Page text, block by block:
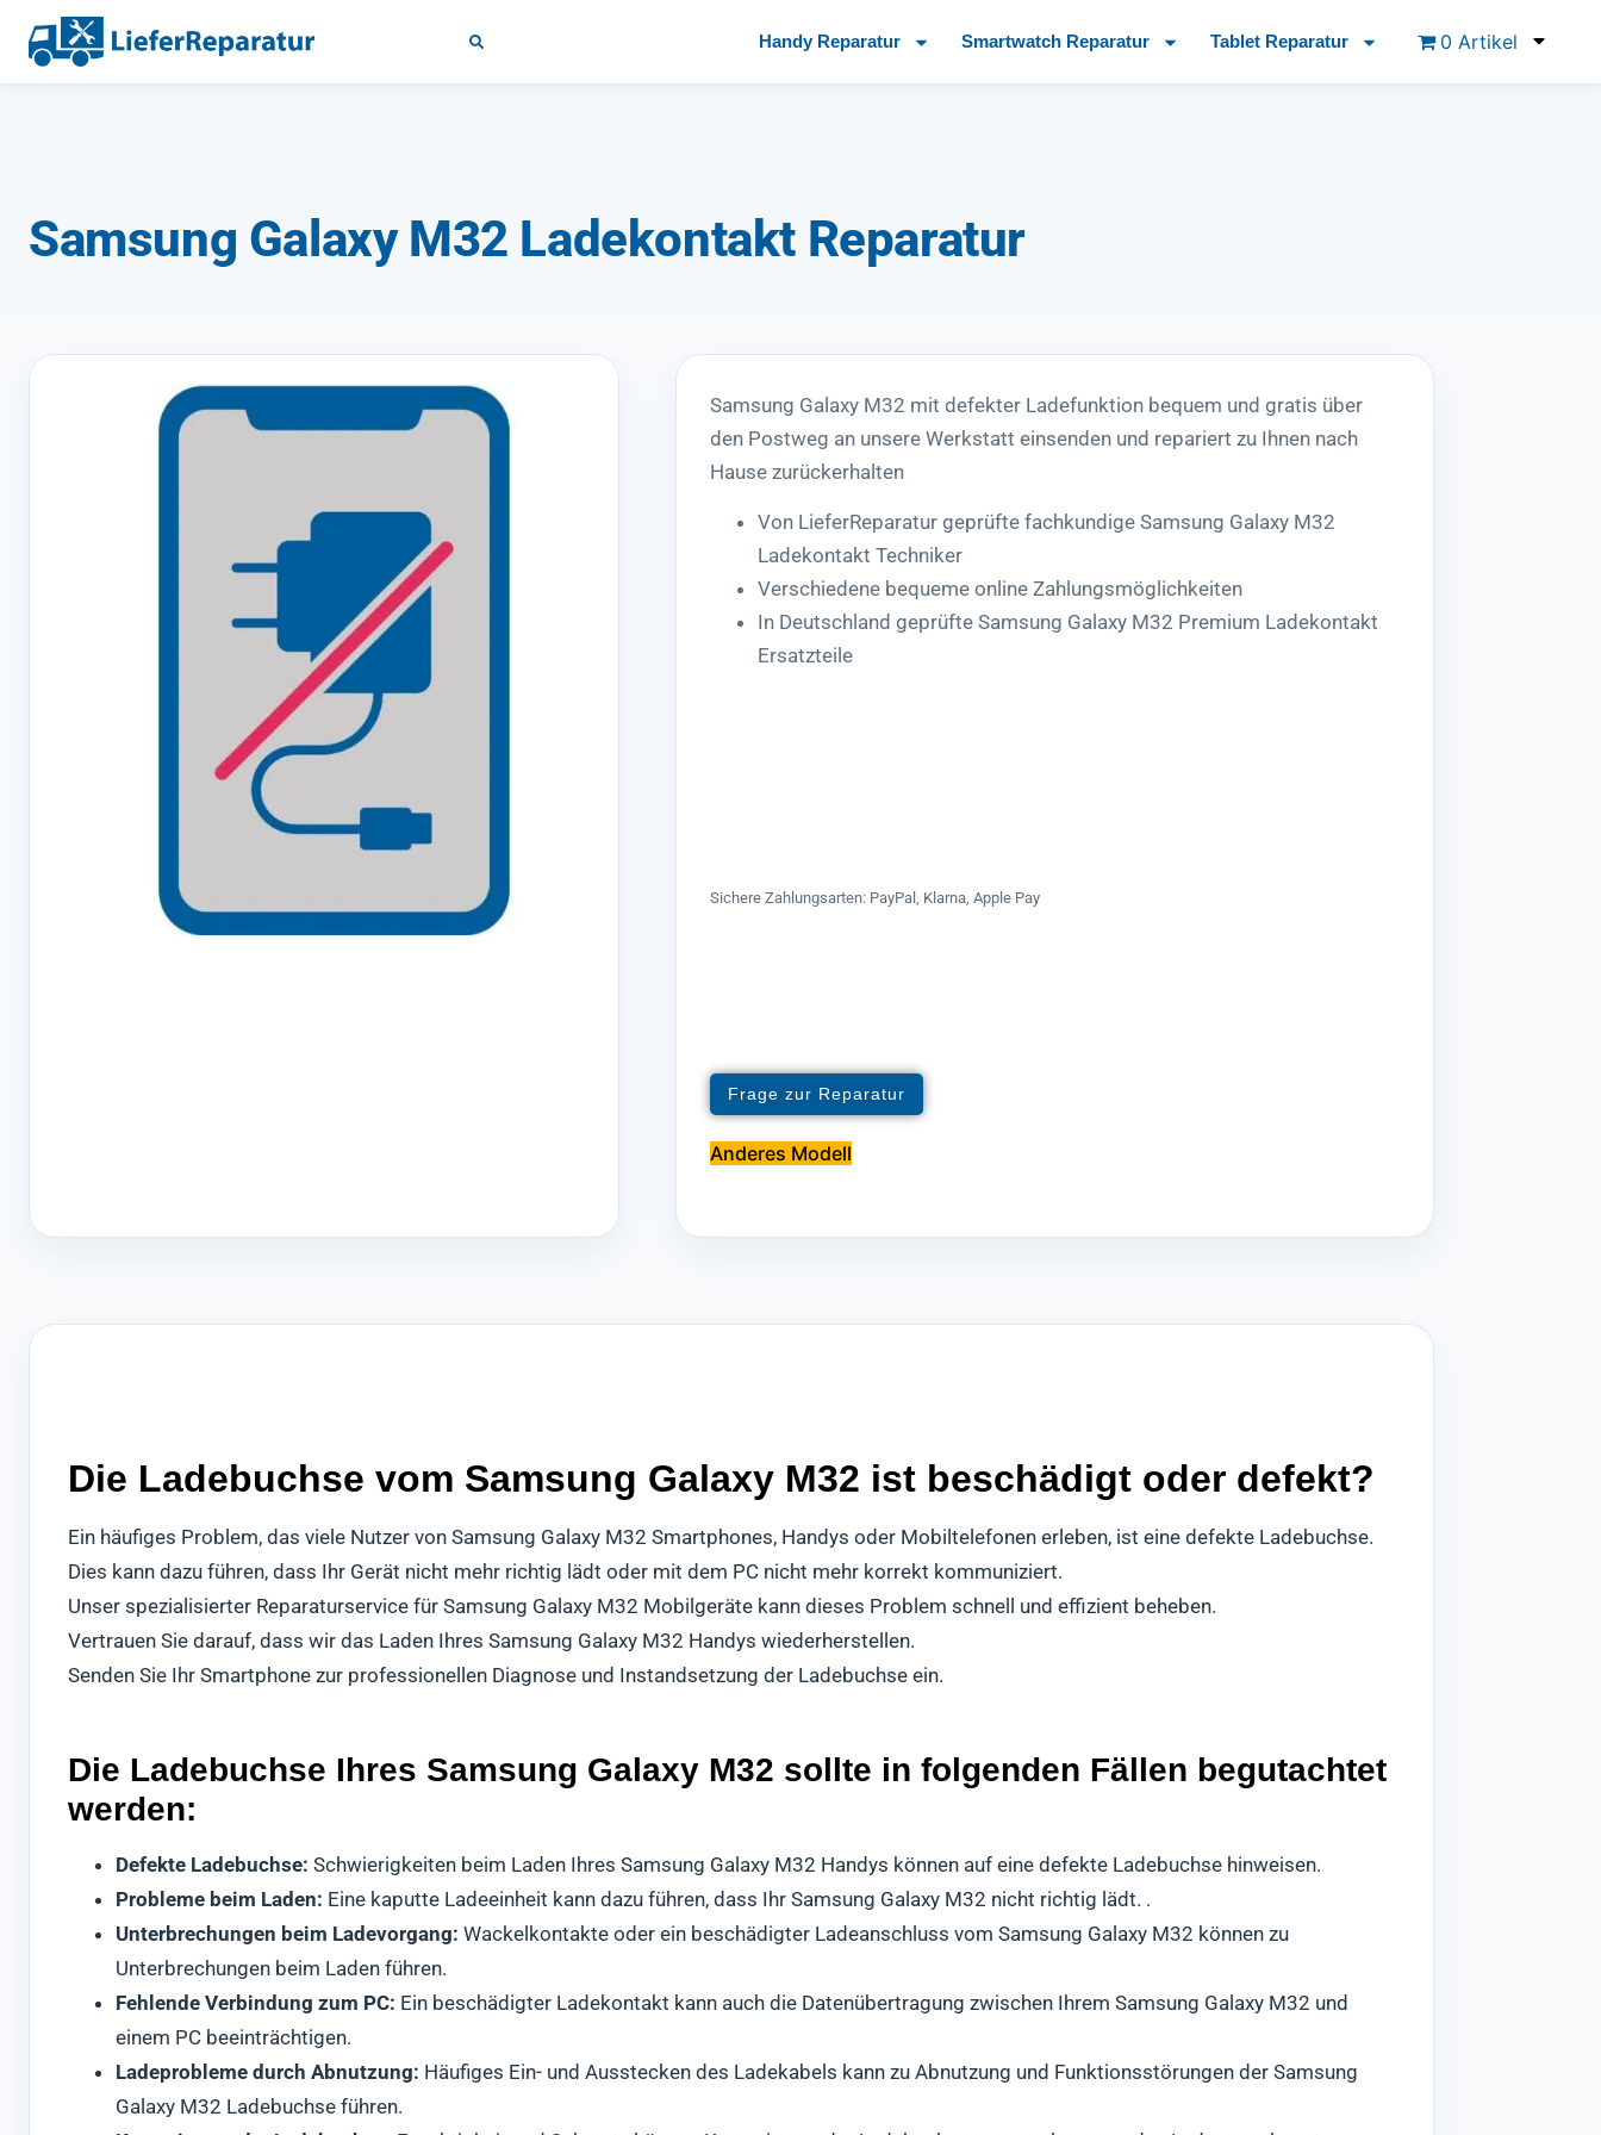
Handy Reparatur Smartwatch Reparatur Tablet Reparatur 0 Artikel
Samsung Galaxy M32 Ladekontakt Reparatur
Samsung Galaxy M32 mit defekter Ladefunktion bequem und gratis über
den Postweg an unsere Werkstatt einsenden und repariert zu Ihnen nach
Hause zurückerhalten
Von LieferReparatur geprüfte fachkundige Samsung Galaxy M32
Ladekontakt Techniker
Verschiedene bequeme online Zahlungsmöglichkeiten
In Deutschland geprüfte Samsung Galaxy M32 Premium Ladekontakt
Ersatzteile
Sichere Zahlungsarten: PayPal, Klarna, Apple Pay
Frage zur Reparatur
Anderes Modell
Die Ladebuchse vom Samsung Galaxy M32 ist beschädigt oder defekt?
Ein häufiges Problem, das viele Nutzer von Samsung Galaxy M32 Smartphones, Handys oder Mobiltelefonen erleben, ist eine defekte Ladebuchse.
Dies kann dazu führen, dass Ihr Gerät nicht mehr richtig lädt oder mit dem PC nicht mehr korrekt kommuniziert.
Unser spezialisierter Reparaturservice für Samsung Galaxy M32 Mobilgeräte kann dieses Problem schnell und effizient beheben.
Vertrauen Sie darauf, dass wir das Laden Ihres Samsung Galaxy M32 Handys wiederherstellen.
Senden Sie Ihr Smartphone zur professionellen Diagnose und Instandsetzung der Ladebuchse ein.
Die Ladebuchse Ihres Samsung Galaxy M32 sollte in folgenden Fällen begutachtet
werden:
Defekte Ladebuchse: Schwierigkeiten beim Laden Ihres Samsung Galaxy M32 Handys können auf eine defekte Ladebuchse hinweisen.
Probleme beim Laden: Eine kaputte Ladeeinheit kann dazu führen, dass Ihr Samsung Galaxy M32 nicht richtig lädt. .
Unterbrechungen beim Ladevorgang: Wackelkontakte oder ein beschädigter Ladeanschluss vom Samsung Galaxy M32 können zu
Unterbrechungen beim Laden führen.
Fehlende Verbindung zum PC: Ein beschädigter Ladekontakt kann auch die Datenübertragung zwischen Ihrem Samsung Galaxy M32 und
einem PC beeinträchtigen.
Ladeprobleme durch Abnutzung: Häufiges Ein- und Ausstecken des Ladekabels kann zu Abnutzung und Funktionsstörungen der Samsung
Galaxy M32 Ladebuchse führen.